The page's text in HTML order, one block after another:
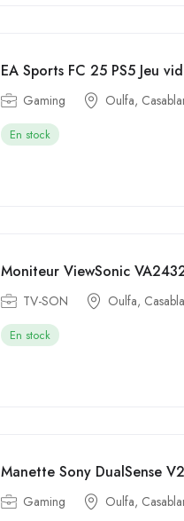
EA Sports FC 25 PS5 Jeu
Gaming Oulfa,
En stock
Moniteur ViewSonic
TV-SON Oulfa,
En stock
Manette Sony DualSense
Gaming Oulfa,